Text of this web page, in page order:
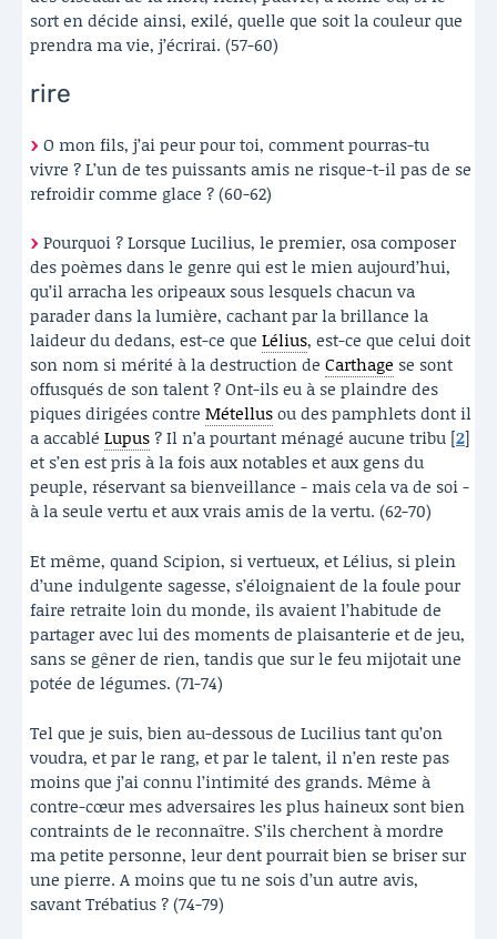
sort en décide ainsi, exilé, quelle que soit la couleur que
prendra ma vie, j’écrirai. (57-60)
rire
O mon fils, j’ai peur pour toi, comment pourras-tu
vivre ? L’un de tes puissants amis ne risque-t-il pas de se
refroidir comme glace ? (60-62)
Pourquoi ? Lorsque Lucilius, le premier, osa composer
des poèmes dans le genre qui est le mien aujourd’hui,
qu’il arracha les oripeaux sous lesquels chacun va
parader dans la lumière, cachant par la brillance la
laideur du dedans, est-ce que Lélius, est-ce que celui doit
son nom si mérité à la destruction de Carthage se sont
offusqués de son talent ? Ont-ils eu à se plaindre des
piques dirigées contre Métellusou des pamphlets dont il
a accablé Lupus? Il n’a pourtant ménagé aucune tribu [2]
et s’en est pris à la fois aux notables et aux gens du
peuple, réservant sa bienveillance - mais cela va de soi -
à la seule vertu et aux vrais amis de la vertu. (62-70)
Et même, quand Scipion, si vertueux, et Lélius, si plein
d’une indulgente sagesse, s’éloignaient de la foule pour
faire retraite loin du monde, ils avaient l’habitude de
partager avec lui des moments de plaisanterie et de jeu,
sans se gêner de rien, tandis que sur le feu mijotait une
potée de légumes. (71-74)
Tel que je suis, bien au-dessous de Lucilius tant qu’on
voudra, et par le rang, et par le talent, il n’en reste pas
moins que j’ai connu l’intimité des grands. Même à
contre-cœur mes adversaires les plus haineux sont bien
contraints de le reconnaître. S’ils cherchent à mordre
ma petite personne, leur dent pourrait bien se briser sur
une pierre. A moins que tu ne sois d’un autre avis,
savant Trébatius ? (74-79)